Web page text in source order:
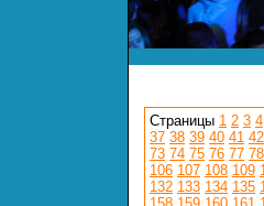
Страницы 1 2 3 4
37 38 39 40 41 42
73 74 75 76 77 78
106 107 108 109
132 133 134 135